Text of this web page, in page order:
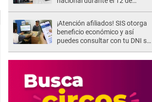
¡Atención afiliados! SIS otorga
beneficio económico y así
puedes consultar con tu DNI si